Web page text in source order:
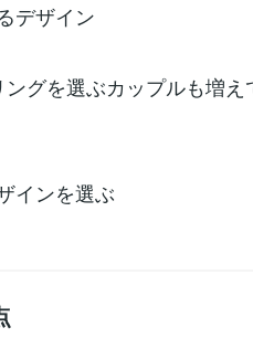
デザイン
グを選ぶカップルも増え
インを選ぶ